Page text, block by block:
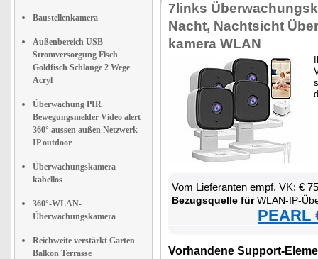
Baustellenkamera
Außenbereich USB
Stromversorgung Fisch
Goldfisch Schlange 2 Wege
Acryl
Überwachung PIR
Bewegungsmelder Video alert
360° aussen außen Netzwerk
IP outdoor
Überwachungskamera
kabellos
360°-WLAN-
Überwachungskamera
Reichweite verstärkt Garten
Balkon Terrasse
7links
Nacht, Nacht­sicht
ka­me­ra WLAN
Vom Lie­fe­ran­ten empf. VK: €
Be­zugs­quel­le fürWLAN-IP-
PEARL
Vor­han­de­ne Sup­port-